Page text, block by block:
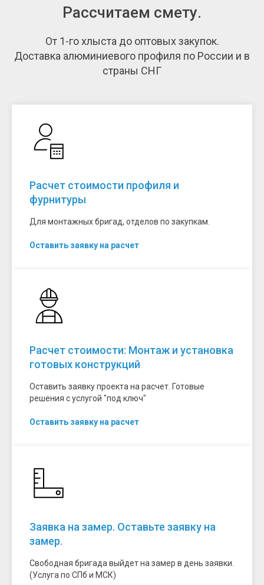
Рассчитаем смету.
От 1-го хлыста до оптовых закупок.
Доставка алюминиевого профиля по России и в
страны СНГ
Расчет стоимости профиля и
фурнитуры
Для монтажных бригад, отделов по закупкам.
Оставить заявку на расчет
Расчет стоимости: Монтаж и установка
готовых конструкций
Оставить заявку проекта на расчет. Готовые
решения с услугой "под ключ"
Оставить заявку на расчет
Заявка на замер. Оставьте заявку на
замер.
Свободная бригада выйдет на замер в день заявки.
(Услуга по СПб и МСК)